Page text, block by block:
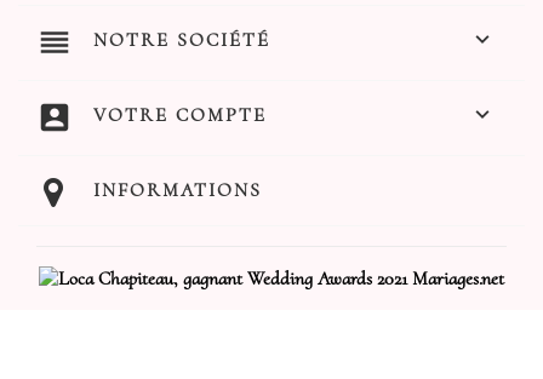
reorder NOTRE SOCIÉTÉ 
account_box VOTRE COMPTE 
INFORMATIONS